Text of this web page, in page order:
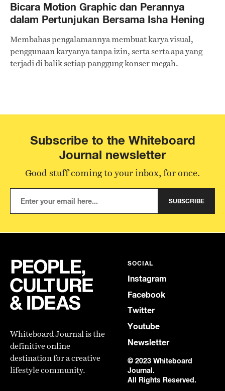
Bicara Motion Graphic dan Perannya
dalam Pertunjukan Bersama Isha Hening
Membahas pengalamannya membuat karya visual,
penggunaan karyanya tanpa izin, serta serta apa yang
terjadi di balik setiap panggung konser megah.
Subscribe to the Whiteboard
Journal newsletter
Good stuff coming to your inbox, for once.
SUBSCRIBE
Whiteboard Journal is the
definitive online
destination for a creative
lifestyle community.
SOCIAL
Instagram
Facebook
Twitter
Youtube
Newsletter
© 2023 Whiteboard
Journal.
All Rights Reserved.